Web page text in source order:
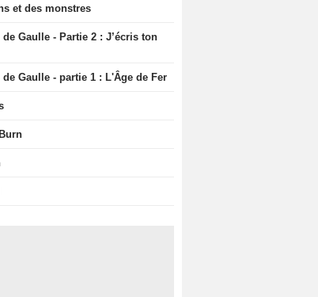
et des monstres
de Gaulle - Partie 2 : J’écris ton
de Gaulle - partie 1 : L'Âge de Fer